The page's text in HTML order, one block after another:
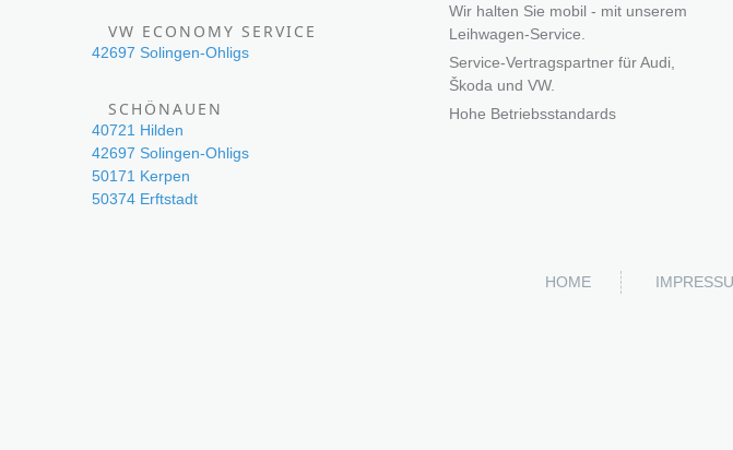
VW ECONOMY SERVICE
42697 Solingen-Ohligs
SCHÖNAUEN
40721 Hilden
42697 Solingen-Ohligs
50171 Kerpen
50374 Erftstadt
Wir halten Sie mobil - mit unserem
Leihwagen-Service.
Service-Vertragspartner für Audi,
Škoda und VW.
Hohe Betriebsstandards
HOME